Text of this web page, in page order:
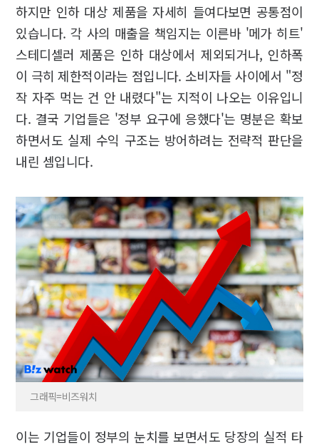
하지만 인하 대상 제품을 자세히 들여다보면 공통점이
있습니다. 각 사의 매출을 책임지는 이른바 '메가 히트'
스테디셀러 제품은 인하 대상에서 제외되거나, 인하폭
이 극히 제한적이라는 점입니다. 소비자들 사이에서 "정
작 자주 먹는 건 안 내렸다"는 지적이 나오는 이유입니
다. 결국 기업들은 '정부 요구에 응했다'는 명분은 확보
하면서도 실제 수익 구조는 방어하려는 전략적 판단을
내린 셈입니다.
그래픽=비즈워치
이는 기업들이 정부의 눈치를 보면서도 당장의 실적 타